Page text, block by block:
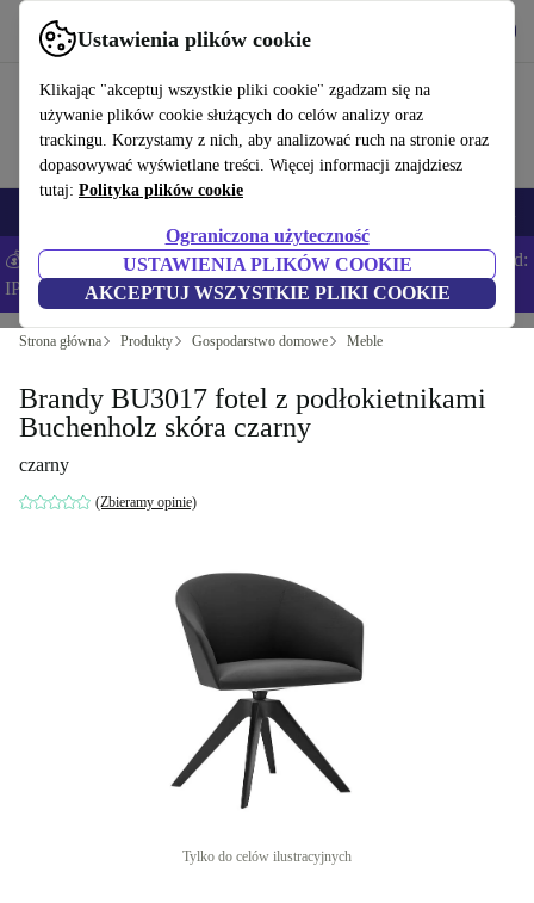
Ustawienia plików cookie
Klikając "akceptuj wszystkie pliki cookie" zgadzam się na
używanie plików cookie służących do celów analizy oraz
trackingu. Korzystamy z nich, aby analizować ruch na stronie oraz
dopasowywać wyświetlane treści. Więcej informacji znajdziesz
tutaj: Polityka plików cookie
Ograniczona użyteczność
USTAWIENIA PLIKÓW COOKIE
AKCEPTUJ WSZYSTKIE PLIKI COOKIE
Korzystaj z refurbed szybko i łatwo
💰Zaoszczędź DODATKOWE 5% na wszystkich iPhone’ach – Kod:
IPHONEDEAL –Regulamin
Strona główna Produkty Gospodarstwo domowe Meble
Brandy BU3017 fotel z podłokietnikami
Buchenholz skóra czarny
czarny
(Zbieramy opinie)
Tylko do celów ilustracyjnych